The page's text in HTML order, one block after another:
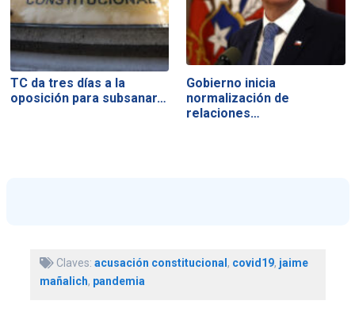
TC da tres días a la
oposición para subsanar…
Gobierno inicia
normalización de
relaciones…
Claves: acusación constitucional , covid19, jaime
mañalich, pandemia